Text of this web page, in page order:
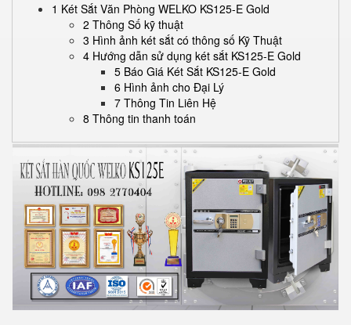
1 Két Sắt Văn Phòng WELKO KS125-E Gold
2 Thông Số kỹ thuật
3 Hình ảnh két sắt có thông số Kỹ Thuật
4 Hướng dẫn sử dụng két sắt KS125-E Gold
5 Báo Giá Két Sắt KS125-E Gold
6 Hình ảnh cho Đại Lý
7 Thông Tin Liên Hệ
8 Thông tin thanh toán